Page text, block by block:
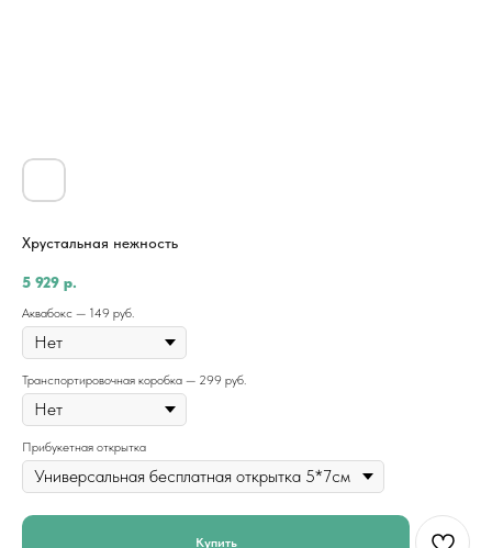
Хрустальная нежность
5 929 р.
Аквабокс — 149 руб.
Транспортировочная коробка — 299 руб.
Прибукетная открытка
Купить